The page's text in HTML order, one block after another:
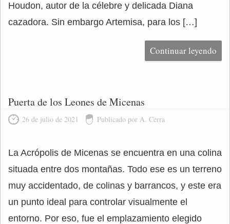
Houdon, autor de la célebre y delicada Diana
cazadora. Sin embargo Artemisa, para los […]
Continuar leyendo
Puerta de los Leones de Micenas
26 de julio de 2021 Publicado por A. Cerra
La Acrópolis de Micenas se encuentra en una colina
situada entre dos montañas. Todo ese es un terreno
muy accidentado, de colinas y barrancos, y este era
un punto ideal para controlar visualmente el
entorno. Por eso, fue el emplazamiento elegido